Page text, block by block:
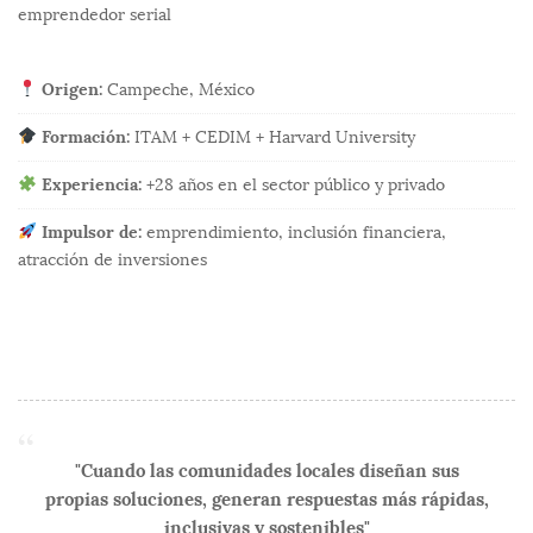
emprendedor serial
Origen:Campeche, México
Formación:ITAM + CEDIM + Harvard University
Experiencia:+28 años en el sector público y privado
Impulsor de:emprendimiento, inclusión financiera,
atracción de inversiones
"Cuando las comunidades locales diseñan sus
propias soluciones, generan respuestas más rápidas,
inclusivas y sostenibles"